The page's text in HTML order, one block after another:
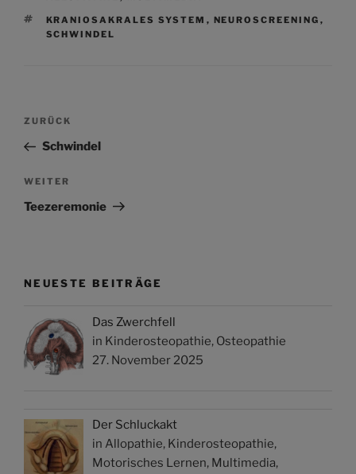
SCHLAGWÖRTER
KRANIOSAKRALES SYSTEM , NEUROSCREENING ,
SCHWINDEL
Beitragsnavigation
Vorheriger
Beitrag
ZURÜCK
Schwindel
Nächster
Beitrag
WEITER
Teezeremonie
NEUESTE BEITRÄGE
Das Zwerchfell
in Kinderosteopathie, Osteopathie
27. November 2025
Der Schluckakt
in Allopathie, Kinderosteopathie,
Motorisches Lernen, Multimedia,